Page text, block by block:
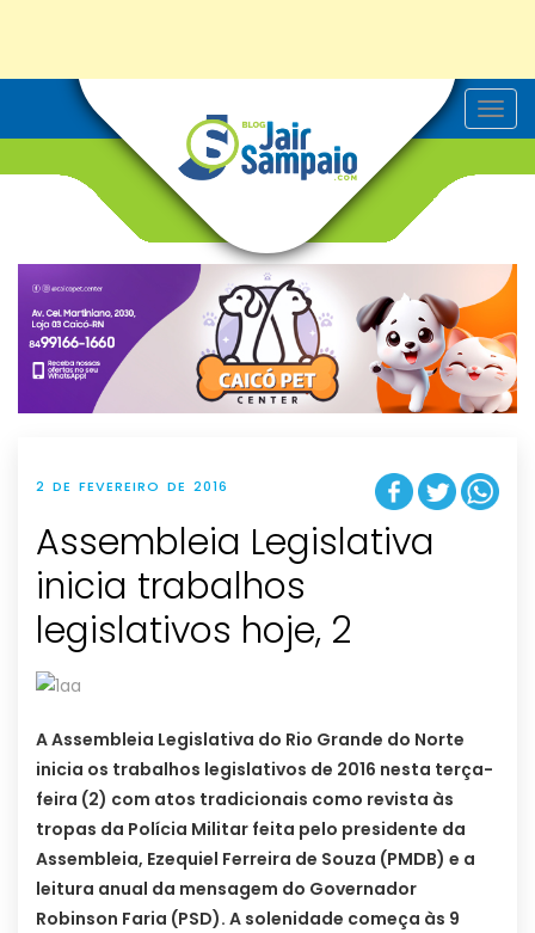
T
o
v
g
t
i
o
n
2 DE FEVEREIRO DE 2016
Assembleia Legislativa
inicia trabalhos
legislativos hoje, 2
A Assembleia Legislativa do Rio Grande do Norte
inicia os trabalhos legislativos de 2016 nesta terça-
feira (2) com atos tradicionais como revista às
tropas da Polícia Militar feita pelo presidente da
Assembleia, Ezequiel Ferreira de Souza (PMDB) e a
leitura anual da mensagem do Governador
Robinson Faria (PSD). A solenidade começa às 9